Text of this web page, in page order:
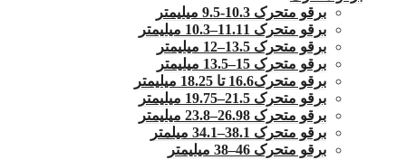
برقو متحرک 10.3-9.5 میلیمتر
برقو متحرک 11.11–10.3 میلیمتر
برقو متحرک 13.5–12 میلیمتر
برقو متحرک 15–13.5 میلیمتر
برقو متحرک16.6 تا 18.25 میلیمتر
برقو متحرک 21.5–19.75 میلیمتر
برقو متحرک 26.98–23.8 میلیمتر
برقو متحرک 38.1–34.1 میلمتر
برقو متحرک 46–38 میلیمتر